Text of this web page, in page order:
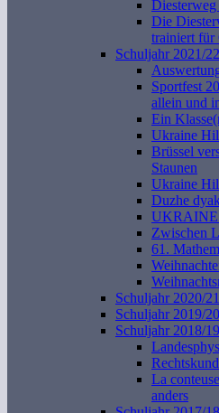
Die
trainiert für
Schuljahr 2021/22
Sportfest
allein und
Ein
Ukraine
Brüssel
Staunen
Ukraine
Duzhe
UKRAINE
Zwischen
61.
Schuljahr 2020/21
Schuljahr 2019/20
Schuljahr 2018/19
La
anders